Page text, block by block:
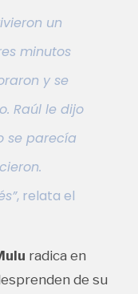
un
minutos
y se
Raúl le dijo
se parecía
, relata el
radica en
de su